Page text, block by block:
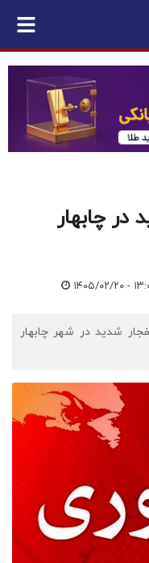
چابهار
۰۲/۲۰ - ۱۳:۰۶
شدید در شهر چابهار